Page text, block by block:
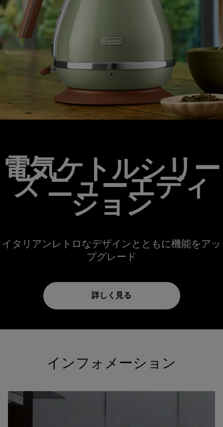
電気ケトルシリー
ズ ニューエディ
ション
イタリアンレトロなデザインとともに機能をアッ
プグレード
詳しく見る
インフォメーション